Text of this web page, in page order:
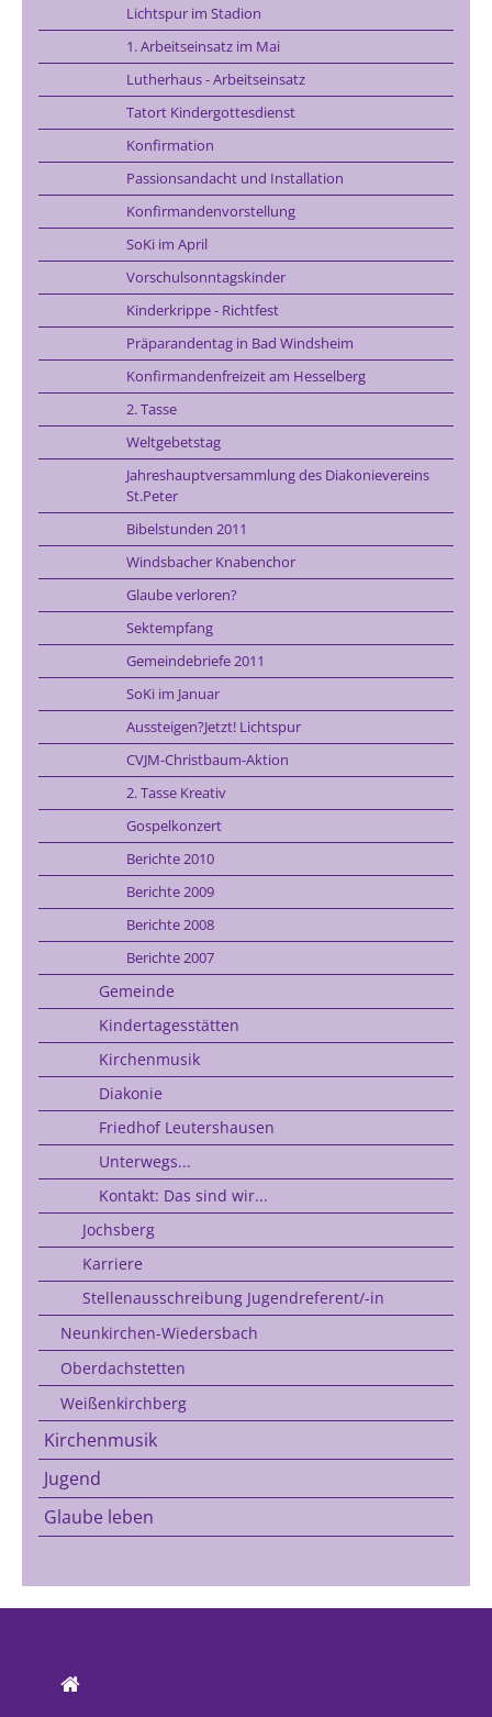
Lichtspur im Stadion
1. Arbeitseinsatz im Mai
Lutherhaus - Arbeitseinsatz
Tatort Kindergottesdienst
Konfirmation
Passionsandacht und Installation
Konfirmandenvorstellung
SoKi im April
Vorschulsonntagskinder
Kinderkrippe - Richtfest
Präparandentag in Bad Windsheim
Konfirmandenfreizeit am Hesselberg
2. Tasse
Weltgebetstag
Jahreshauptversammlung des Diakonievereins
St.Peter
Bibelstunden 2011
Windsbacher Knabenchor
Glaube verloren?
Sektempfang
Gemeindebriefe 2011
SoKi im Januar
Aussteigen?Jetzt! Lichtspur
CVJM-Christbaum-Aktion
2. Tasse Kreativ
Gospelkonzert
Berichte 2010
Berichte 2009
Berichte 2008
Berichte 2007
Gemeinde
Kindertagesstätten
Kirchenmusik
Diakonie
Friedhof Leutershausen
Unterwegs...
Kontakt: Das sind wir...
Jochsberg
Karriere
Stellenausschreibung Jugendreferent/-in
Neunkirchen-Wiedersbach
Oberdachstetten
Weißenkirchberg
Kirchenmusik
Jugend
Glaube leben